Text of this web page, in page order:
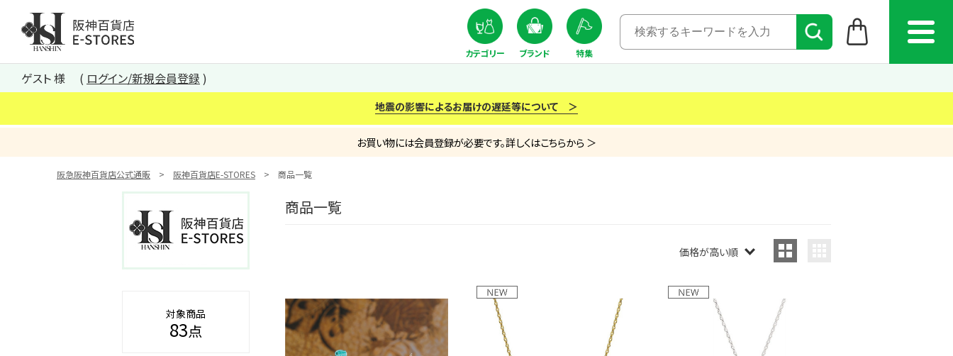
阪神百貨店E-STORES TOP
カテゴリー ブランド 特集
ゲスト 様 ログイン/新規会員登録
地震の影響によるお届けの遅延等について ＞
お買い物には会員登録が必要です。詳しくはこちらから ＞
阪急阪神百貨店公式通販 阪神百貨店E-STORES 商品一覧
商品一覧
価格が高い順
対象商品
83点